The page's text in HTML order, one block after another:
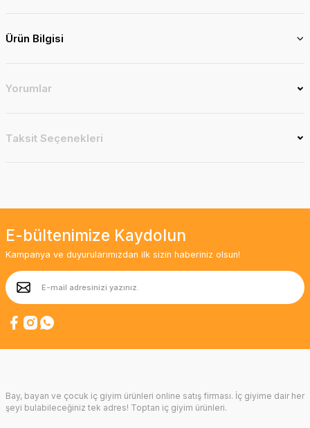
Ürün Bilgisi
Yorumlar
Taksit Seçenekleri
E-bültenimize Kaydolun
Kampanya ve duyurularımızdan ilk sizin haberiniz olsun!
Bay, bayan ve çocuk iç giyim ürünleri online satış firması. İç giyime dair her
şeyi bulabileceğiniz tek adres! Toptan iç giyim ürünleri.